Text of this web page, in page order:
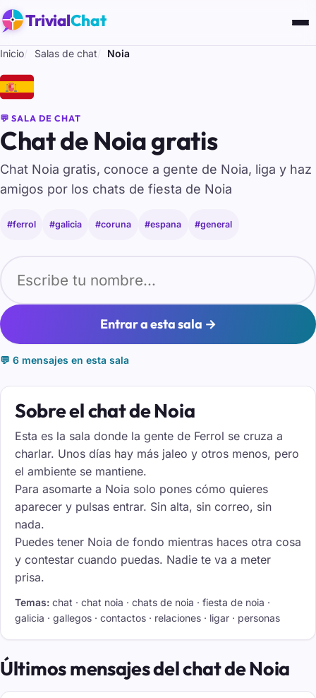
TrivialChat
Inicio Salas de chat Noia
🇪🇸
💬 SALA DE CHAT
Chat de Noia gratis
Chat Noia gratis, conoce a gente de Noia, liga y haz
amigos por los chats de fiesta de Noia
#ferrol #galicia #coruna #espana #general
Entrar a esta sala →
💬 6 mensajes en esta sala
Sobre el chat de Noia
Esta es la sala donde la gente de Ferrol se cruza a
charlar. Unos días hay más jaleo y otros menos, pero
el ambiente se mantiene.
Para asomarte a Noia solo pones cómo quieres
aparecer y pulsas entrar. Sin alta, sin correo, sin
nada.
Puedes tener Noia de fondo mientras haces otra cosa
y contestar cuando puedas. Nadie te va a meter
prisa.
Temas: chat · chat noia · chats de noia · fiesta de noia ·
galicia · gallegos · contactos · relaciones · ligar · personas
Últimos mensajes del chat de Noia